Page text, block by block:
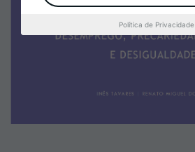
Política de Privacidade